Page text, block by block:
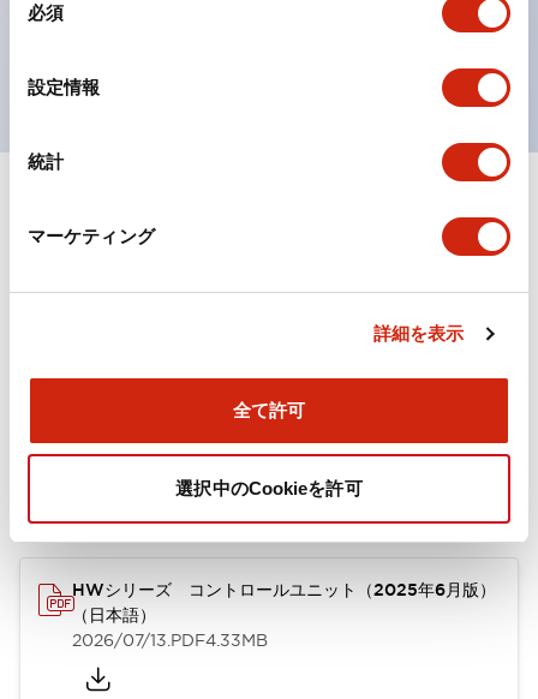
必須
設定情報
統計
マーケティング
詳細を表示
全て許可
選択中のCookieを許可
ISO 3864-4安全色に対応。危険時や緊急事態時の色表
現がより明確・鮮明で、より多くの方が識別可能に。
+
ドキュメントとファイル
取扱説明書 CAD 規格・認証
HWシリーズ コントロールユニット（2025年6月版）
（日本語）
2026/07/13.PDF4.33MB